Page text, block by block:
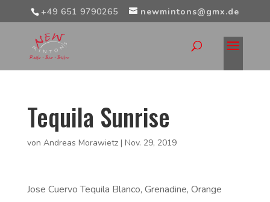
+49 651 9790265 newmintons@gmx.de
Tequila Sunrise
von Andreas Morawietz| Nov. 29, 2019
Jose Cuervo Tequila Blanco, Grenadine, Orange